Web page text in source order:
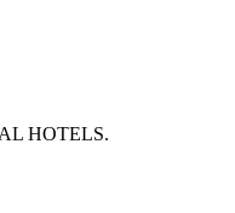
HOTELS.